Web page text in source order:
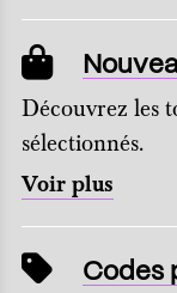
Découvrez les
sélectionnés.
Voir plus
Codes